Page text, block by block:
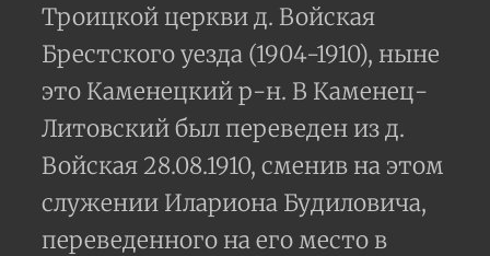
Троицкой церкви д. Войская
Брестского уезда (1904-1910), ныне
это Каменецкий р-н. В Каменец-
Литовский был переведен из д.
Войская 28.08.1910, сменив на этом
служении Илариона Будиловича,
переведенного на его место в